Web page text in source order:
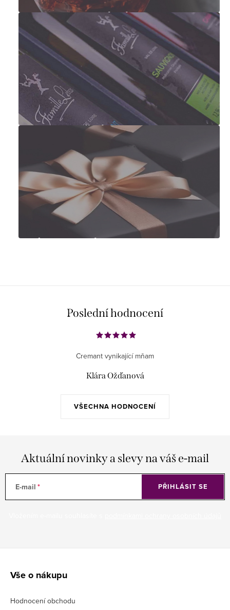
Francouzská vína
Degustační sady
Tipy na dárky
Poslední hodnocení
VŠECHNA HODNOCENÍ
Cremant vynikající mňam
Klára Ožďanová
Aktuální novinky a slevy na váš e-mail
E-mail PŘIHLÁSIT SE
Vše o nákupu
Hodnocení obchodu